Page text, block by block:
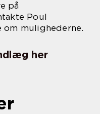
på
Poul
om mulighederne.
her